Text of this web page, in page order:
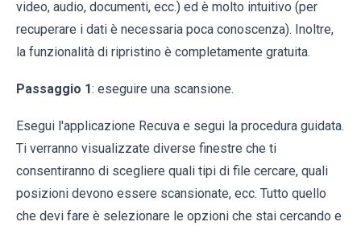
video, audio, documenti, ecc.) ed è molto intuitivo (per
recuperare i dati è necessaria poca conoscenza). Inoltre,
la funzionalità di ripristino è completamente gratuita.
Passaggio 1: eseguire una scansione.
Esegui l'applicazione Recuva e segui la procedura guidata.
Ti verranno visualizzate diverse finestre che ti
consentiranno di scegliere quali tipi di file cercare, quali
posizioni devono essere scansionate, ecc. Tutto quello
che devi fare è selezionare le opzioni che stai cercando e